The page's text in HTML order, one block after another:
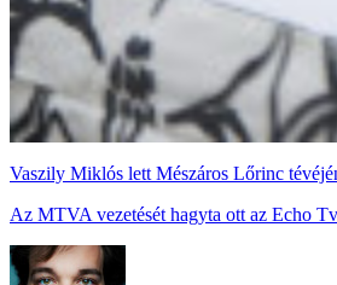
Vaszily Miklós lett Mészáros Lőrinc
Az MTVA vezetését hagyta ott az Echo